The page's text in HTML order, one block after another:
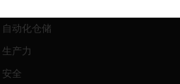
自动化仓储
生产力
安全